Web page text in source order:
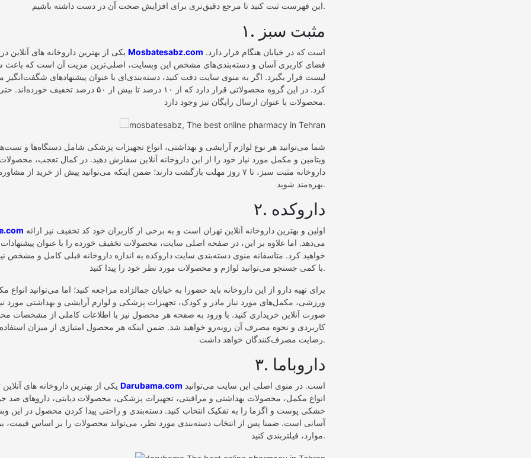
این فهرست ثبت کنید تا مرجع دقیق‌تری برای افزایش صحت آن در دست داشته باشیم.
۱. مثبت سبز
Mosbatesabz.com
فضای کاربری آسان و دسته‌بندی‌های مشخص این وبسایت، اصلی‌ترین مزیت آن است که باعث
لیست قرار بگیرد. اگر به منوی سایت دقت کنید، دسته‌بندی‌ای با عنوان پیشنهادهای شگفت‌انگیز
کرد. در این گروه محصولاتی قرار دارد که از ۱۰ درصد تا بیش از ۵۰ درصد
محصولات با عنوان ارسال رایگان نیز وجود دارد.
شما می‌توانید هر نوع لوازم آرایشی و بهداشتی، انواع تجهیزات پزشکی شامل دستگاه‌ها و
ویتامین و مکمل مورد نیاز خود را از این داروخانه آنلاین سفارش دهید. در کمال تعجب،
داروخانه مثبت سبز، تا ۷ روز مهلت بازگشت دارند؛ ضمن اینکه می‌توانید پیش از خرید از
بهره‌مند شوید.
۲. داروکده
می‌دهد. اما علاوه بر این، در صفحه اصلی سایت، محصولات تخفیف خورده را با عنوان
خواهید کرد. متاسفانه منوی دسته‌بندی سایت داروکده به اندازه داروخانه قبلی کامل و مشخص
با کمی جستجو می‌توانید لوازم و محصولات مورد نظر خود را پیدا کنید.
برای تهیه دارو از این داروخانه باید حضورا به خیابان جمالزاده مراجعه کنید؛ اما می‌توانید انواع
ورزشی، مکمل‌های مورد نیاز مادر و کودک، تجهیزات پزشکی و لوازم آرایشی و بهداشتی مورد
صورت آنلاین خریداری کنید. با ورود به صفحه هر محصول نیز با اطلاعات کاملی از مشخصات
کاربردی و نحوه مصرف آن روبه‌رو خواهید شد. ضمن اینکه هر محصول امتیازی از میزان استفاده
رضایت مصرف‌کنندگان خواهد داشت.
۳. داروباما
Darubama.com
انواع مکمل، محصولات بهداشتی و مراقبتی، تجهیزات پزشکی، محصولات دیابتی، داروهای ضد
خشکی پوست و اگزما را به تفکیک انتخاب کنید. دسته‌بندی و راحتی پیدا کردن محصول در این
آسانی است. ضمنا پس از انتخاب دسته‌بندی مورد نظر، می‌تواند محصولات را بر اساس قیمت،
موارد، فیلتربندی کنید.